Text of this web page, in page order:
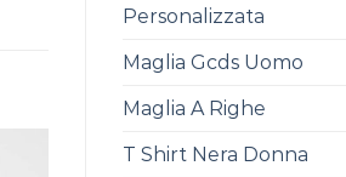
Personalizzata
Maglia Gcds Uomo
Maglia A Righe
T Shirt Nera Donna